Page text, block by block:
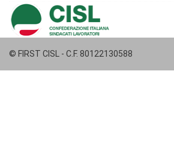
© FIRST CISL - C.F. 80122130588